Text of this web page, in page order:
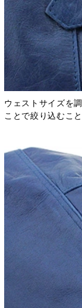
ウェストサイズを
ことで絞り込むこ